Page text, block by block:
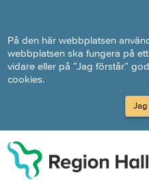
På den här webbplatsen
webbplatsen ska fungera på
vidare eller på ”Jag förstår”
cookies.
Jag